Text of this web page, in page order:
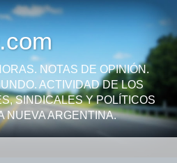
NOTAS DE OPINIÓN.
ACTIVIDAD DE LOS
SINDICALES Y POLÍTICOS
NUEVA ARGENTINA.